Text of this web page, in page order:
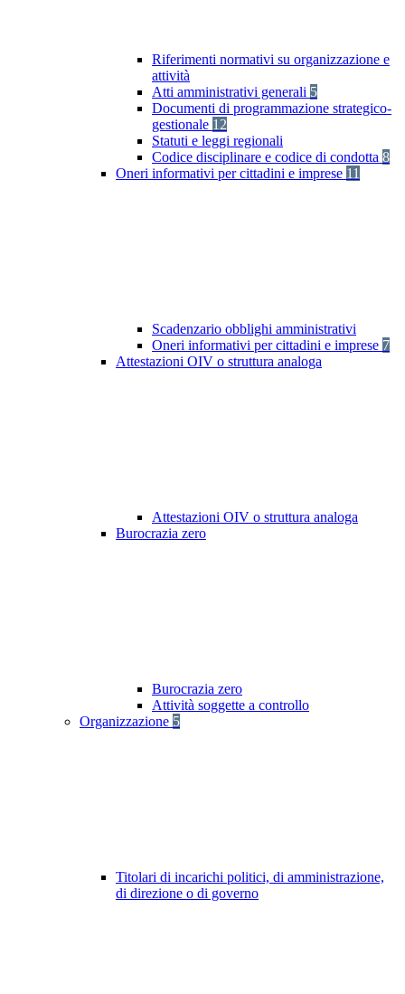
Riferimenti normativi su organizzazione e
attività
Atti amministrativi generali 5
Documenti di programmazione strategico-
gestionale 12
Statuti e leggi regionali
Codice disciplinare e codice di condotta 8
Oneri informativi per cittadini e imprese 11
Scadenzario obblighi amministrativi
Oneri informativi per cittadini e imprese 7
Attestazioni OIV o struttura analoga
Attestazioni OIV o struttura analoga
Burocrazia zero
Burocrazia zero
Attività soggette a controllo
Organizzazione 5
Titolari di incarichi politici, di amministrazione,
di direzione o di governo